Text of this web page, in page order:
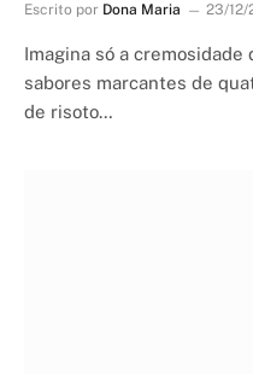
Escrito por Dona Maria 23/12/
Imagina só a
sabores marcantes de
de risoto…